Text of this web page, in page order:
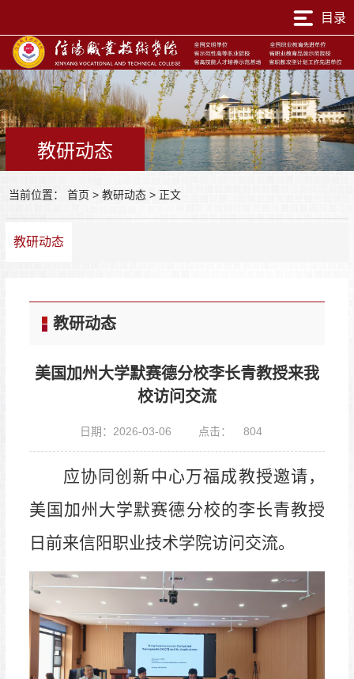
目录
教研动态
当前位置： 首页 > 教研动态 >正文
教研动态
教研动态
美国加州大学默赛德分校李长青教授来我
校访问交流
日期：2026-03-06 点击： 804
应协同创新中心万福成教授邀请，
美国加州大学默赛德分校的李长青教授
日前来信阳职业技术学院访问交流。